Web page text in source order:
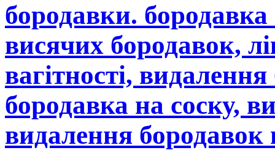
бородавки.
висячих бородавок,
вагітності,
бородавка на соску,
видалення бородавок